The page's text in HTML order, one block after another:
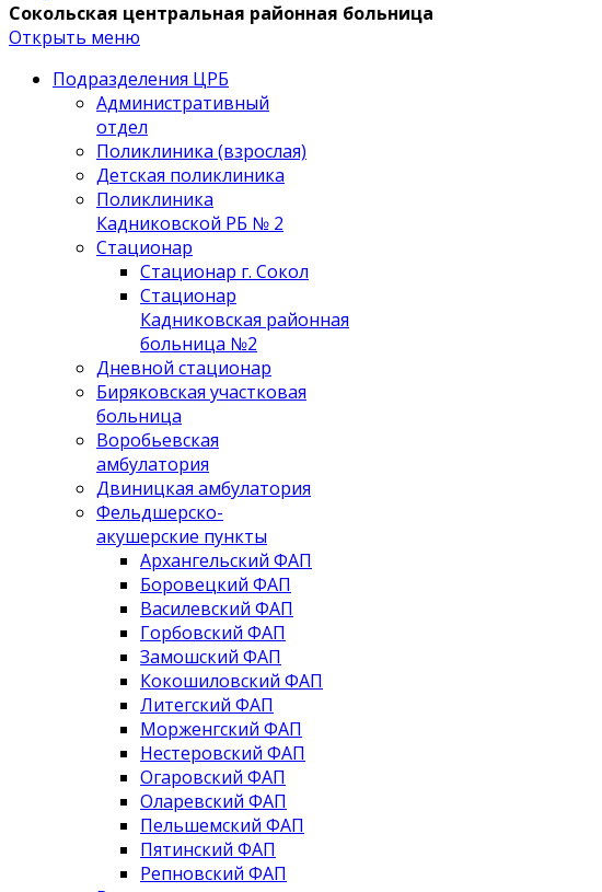
Сокольская центральная районная больница
Открыть меню
Подразделения ЦРБ
Административный
отдел
Поликлиника (взрослая)
Детская поликлиника
Поликлиника
Кадниковской РБ № 2
Стационар
Стационар г. Сокол
Стационар
Кадниковская районная
больница №2
Дневной стационар
Биряковская участковая
больница
Воробьевская
амбулатория
Двиницкая амбулатория
Фельдшерско-
акушерские пункты
Архангельский ФАП
Боровецкий ФАП
Василевский ФАП
Горбовский ФАП
Замошский ФАП
Кокошиловский ФАП
Литегский ФАП
Морженгский ФАП
Нестеровский ФАП
Огаровский ФАП
Оларевский ФАП
Пельшемский ФАП
Пятинский ФАП
Репновский ФАП